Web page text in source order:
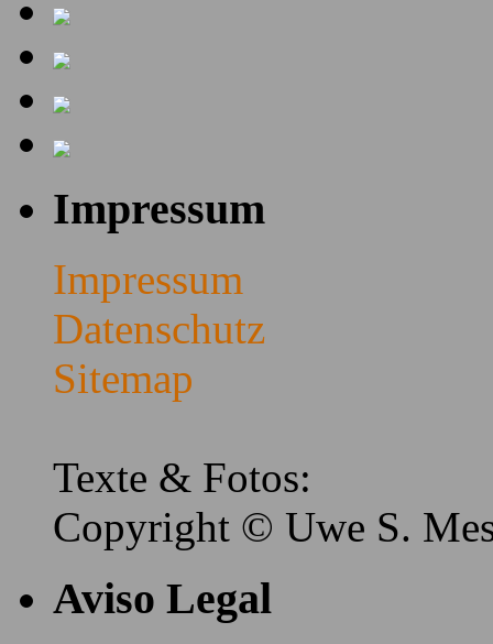
Impressum
Impressum
Datenschutz
Sitemap
Texte & Fotos:
Copyright © Uwe S.
Aviso Legal